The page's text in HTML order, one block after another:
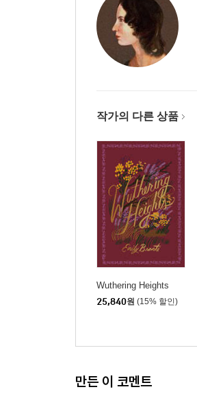
작가의 다른 상품
Wuthering Heights
25,840원 (15% 할인)
만든 이 코멘트